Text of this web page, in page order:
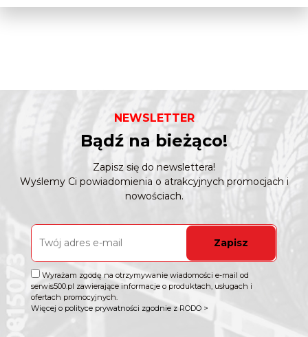
NEWSLETTER
Bądź na bieżąco!
Zapisz się do newslettera!
Wyślemy Ci powiadomienia o atrakcyjnych promocjach i
nowościach.
Zapisz
Wyrażam zgodę na otrzymywanie wiadomości e-mail od
serwis500.pl zawierające informacje o produktach, usługach i
ofertach promocyjnych.
Więcej o polityce prywatności zgodnie z RODO >